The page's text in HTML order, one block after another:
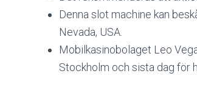
Denna slot machine kan
Nevada, USA.
Mobilkasinobolaget Leo
Stockholm och sista dag för